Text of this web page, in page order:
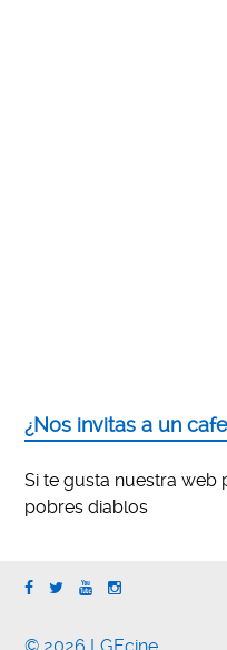
¿Nos invitas a un
Si te gusta nuestra web
pobres diablos